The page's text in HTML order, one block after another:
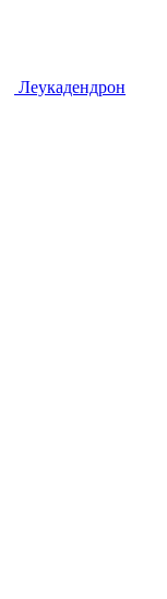
Леукадендрон